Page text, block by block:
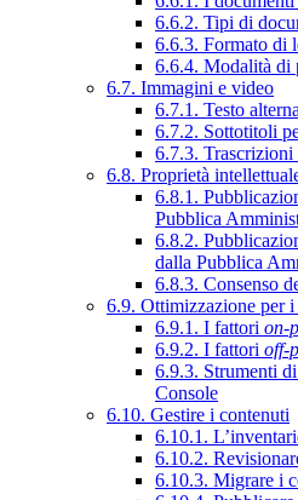
6.6.2. Tipi di
6.6.3. Formato di
6.6.4. Modalità di
6.7. Immagini e video
6.7.1. Testo
6.7.2. Sottotitoli
6.7.3.
6.8. Proprietà
6.8.1.
Pubblica
6.8.2.
dalla Pubblica
6.8.3. Consenso
6.9. Ottimizzazione per
6.9.1. I fattori on-
6.9.2. I fattori off-
6.9.3. Strumenti
Console
6.10. Gestire i contenuti
6.10.1.
6.10.2.
6.10.3. Migrare i